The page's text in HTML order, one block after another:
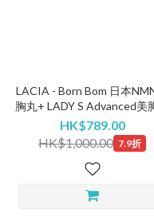
LACIA - Born Bom 日本
胸丸+ LADY S Advanced美
華 套裝
HK$789.00
HK$1,000.00 7.9折